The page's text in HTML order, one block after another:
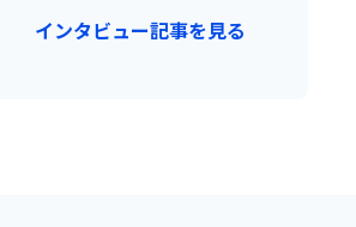
インタビュー記事を見る